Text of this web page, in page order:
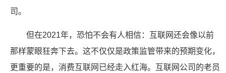
司。
但在2021年，恐怕不会有人相信：互联网还会像以前
那样蒙眼狂奔下去。这不仅仅是政策监管带来的预期变化，
更重要的是，消费互联网已经走入红海。互联网公司的老员